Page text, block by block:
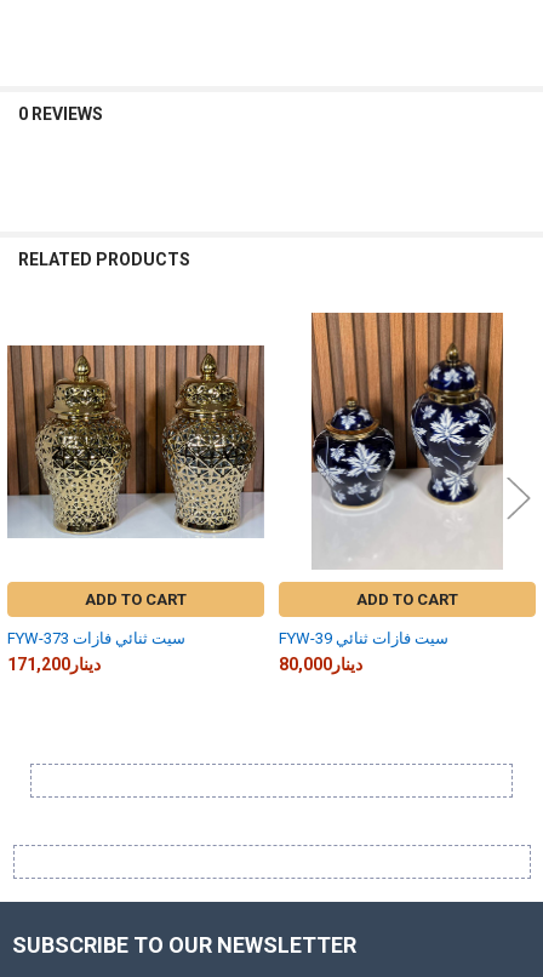
0 REVIEWS
RELATED PRODUCTS
Related
Products
ADD TO CART
FYW-373 سيت ثنائي فازات
171,200دينار
ADD TO CART
FYW-39 سيت فازات ثنائي
80,000دينار
Footer
SUBSCRIBE TO OUR NEWSLETTER